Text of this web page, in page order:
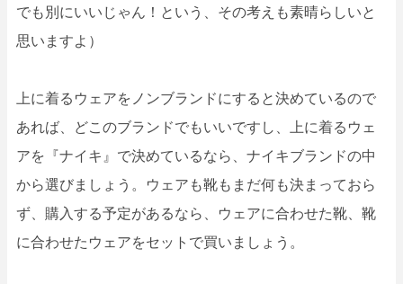
でも別にいいじゃん！という、その考えも素晴らしいと
思いますよ）
上に着るウェアをノンブランドにすると決めているので
あれば、どこのブランドでもいいですし、上に着るウェ
アを『ナイキ』で決めているなら、ナイキブランドの中
から選びましょう。ウェアも靴もまだ何も決まっておら
ず、購入する予定があるなら、ウェアに合わせた靴、靴
に合わせたウェアをセットで買いましょう。